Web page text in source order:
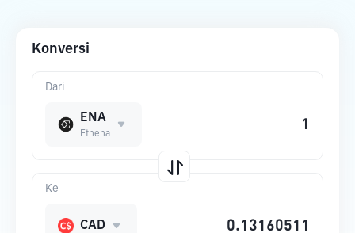
Konversi
Dari
ENA
Ethena
Ke
CAD